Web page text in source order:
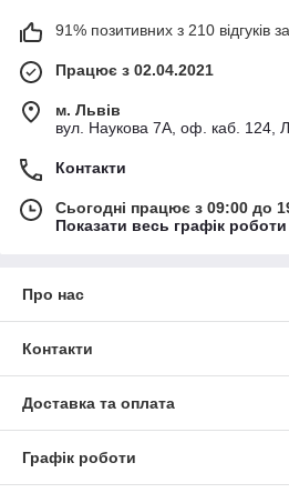
91% позитивних з 210 відгуків
Працює з 02.04.2021
м. Львів
вул. Наукова 7А, оф. каб. 124,
Контакти
Сьогодні працює з 09:00 до
Показати весь графік роботи
Про нас
Контакти
Доставка та оплата
Графік роботи